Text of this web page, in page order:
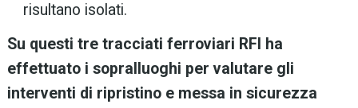
risultano isolati.
Su questi tre tracciati ferroviari RFI ha
effettuato i sopralluoghi per valutare gli
interventi di ripristino e messa in sicurezza